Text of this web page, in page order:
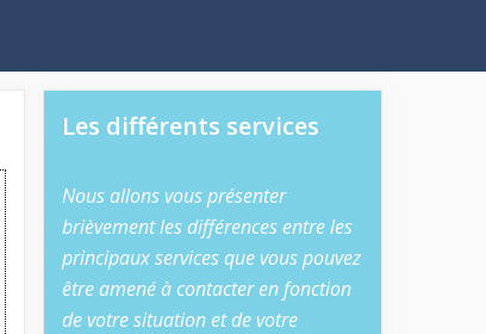
Les différents services
Nous allons vous présenter
brièvement les différences entre les
principaux services que vous pouvez
être amené à contacter en fonction
de votre situation et de votre